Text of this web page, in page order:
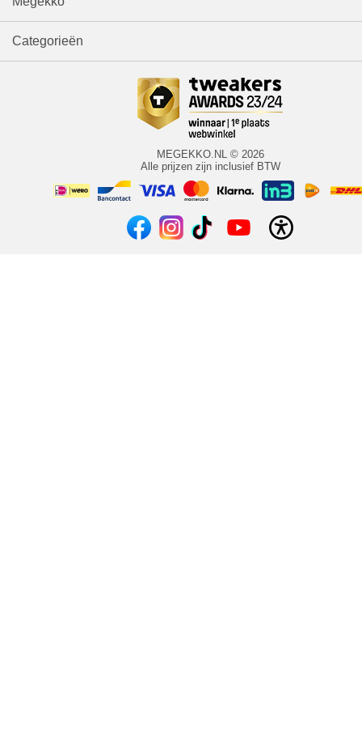
Categorieën
MEGEKKO.NL © 2026
Alle prijzen zijn inclusief BTW